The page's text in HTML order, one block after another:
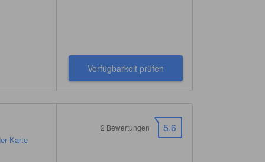
Verfügbarkeit prüfen
Karte
5.6
2 Bewertungen